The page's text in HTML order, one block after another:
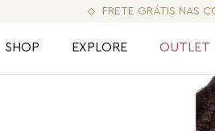
FRETE GRÁTIS NAS
SHOP EXPLORE OUTLET